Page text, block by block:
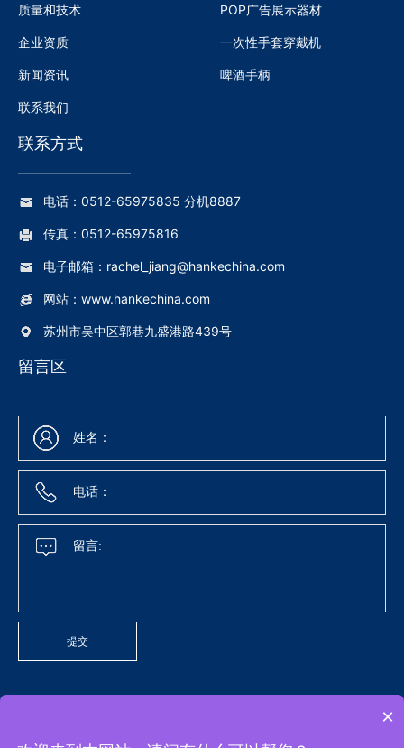
质量和技术
企业资质
新闻资讯
联系我们
POP广告展示器材
一次性手套穿戴机
啤酒手柄
联系方式
电话：0512-65975835 分机8887
传真：0512-65975816
电子邮箱：rachel_jiang@hankechina.com
网站：www.hankechina.com
苏州市吴中区郭巷九盛港路439号
留言区
提交
汉科五角机械电子（苏州）有限公司 Copyright @ 2024 All Rights Reserved 苏ICP
×